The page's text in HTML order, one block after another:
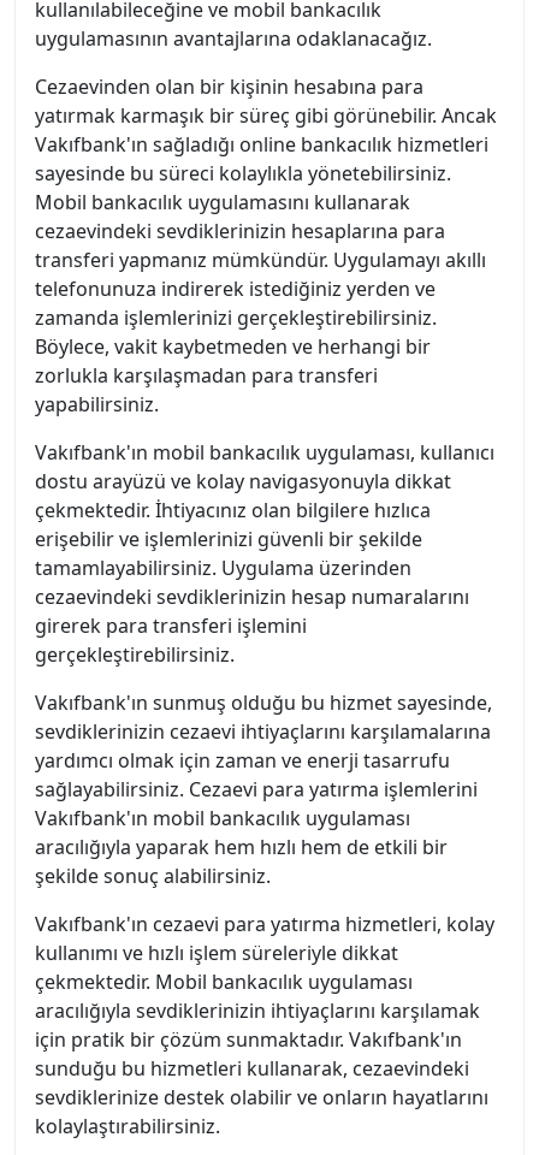
kullanılabileceğine ve mobil bankacılık
uygulamasının avantajlarına odaklanacağız.
Cezaevinden olan bir kişinin hesabına para
yatırmak karmaşık bir süreç gibi görünebilir. Ancak
Vakıfbank'ın sağladığı online bankacılık hizmetleri
sayesinde bu süreci kolaylıkla yönetebilirsiniz.
Mobil bankacılık uygulamasını kullanarak
cezaevindeki sevdiklerinizin hesaplarına para
transferi yapmanız mümkündür. Uygulamayı akıllı
telefonunuza indirerek istediğiniz yerden ve
zamanda işlemlerinizi gerçekleştirebilirsiniz.
Böylece, vakit kaybetmeden ve herhangi bir
zorlukla karşılaşmadan para transferi
yapabilirsiniz.
Vakıfbank'ın mobil bankacılık uygulaması, kullanıcı
dostu arayüzü ve kolay navigasyonuyla dikkat
çekmektedir. İhtiyacınız olan bilgilere hızlıca
erişebilir ve işlemlerinizi güvenli bir şekilde
tamamlayabilirsiniz. Uygulama üzerinden
cezaevindeki sevdiklerinizin hesap numaralarını
girerek para transferi işlemini
gerçekleştirebilirsiniz.
Vakıfbank'ın sunmuş olduğu bu hizmet sayesinde,
sevdiklerinizin cezaevi ihtiyaçlarını karşılamalarına
yardımcı olmak için zaman ve enerji tasarrufu
sağlayabilirsiniz. Cezaevi para yatırma işlemlerini
Vakıfbank'ın mobil bankacılık uygulaması
aracılığıyla yaparak hem hızlı hem de etkili bir
şekilde sonuç alabilirsiniz.
Vakıfbank'ın cezaevi para yatırma hizmetleri, kolay
kullanımı ve hızlı işlem süreleriyle dikkat
çekmektedir. Mobil bankacılık uygulaması
aracılığıyla sevdiklerinizin ihtiyaçlarını karşılamak
için pratik bir çözüm sunmaktadır. Vakıfbank'ın
sunduğu bu hizmetleri kullanarak, cezaevindeki
sevdiklerinize destek olabilir ve onların hayatlarını
kolaylaştırabilirsiniz.